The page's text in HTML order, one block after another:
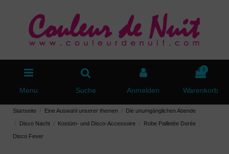
Menu Suche Anmelden
0
Warenkorb
Startseite Eine Auswahl unserer themen Die unumgänglichen Abende
Disco Nacht Kostüm- und Disco-Accessoire Robe Pailletée Dorée
Disco Fever